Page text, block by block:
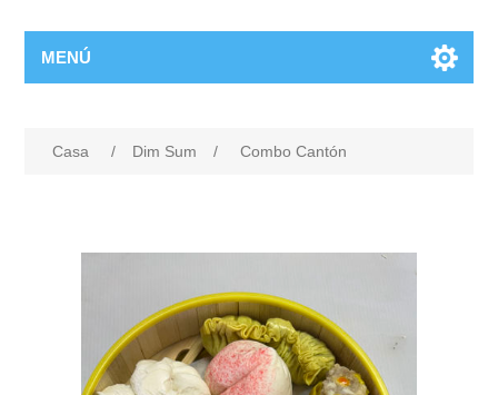
MENÚ
Casa / Dim Sum / Combo Cantón